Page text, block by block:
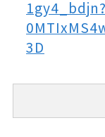
3D